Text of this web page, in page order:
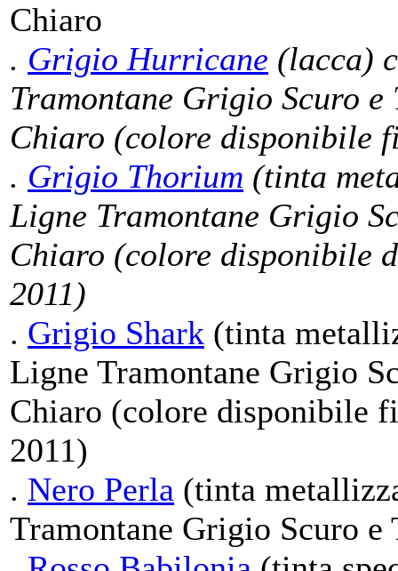
Chiaro
. Grigio Hurricane (lacca)
Tramontane Grigio Scuro
Chiaro (colore disponibile
. Grigio Thorium (tinta
Ligne Tramontane Grigio
Chiaro (colore disponibile
2011)
. Grigio Shark (tinta
Ligne Tramontane Grigio
Chiaro (colore disponibile
2011)
. Nero Perla (tinta
Tramontane Grigio Scuro e